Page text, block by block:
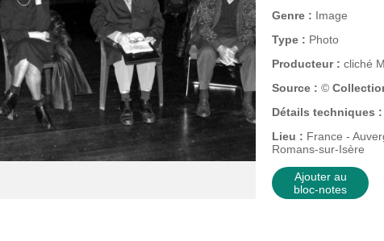
Genre : Image
Type : Photo
Producteur : cliché
Source : ©
Détails techniques :
Lieu : France -
Romans-sur-Isère
Ajouter au
bloc-notes